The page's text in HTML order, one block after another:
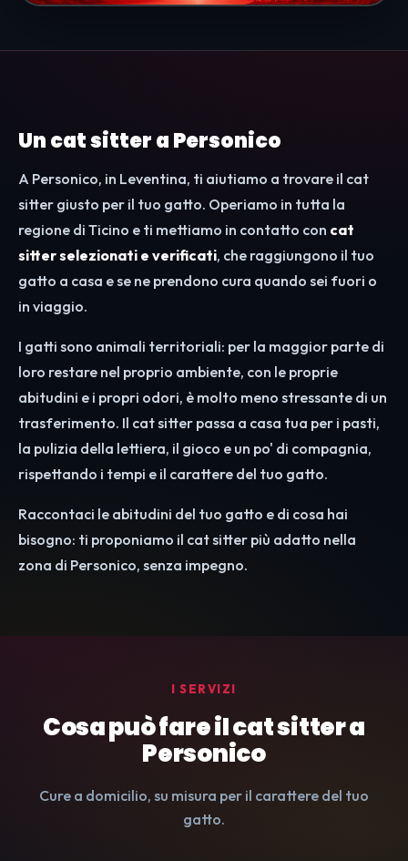
Un cat sitter a Personico
A Personico, in Leventina, ti aiutiamo a trovare il cat
sitter giusto per il tuo gatto. Operiamo in tutta la
regione di Ticino e ti mettiamo in contatto con cat
sitter selezionati e verificati, che raggiungono il tuo
gatto a casa e se ne prendono cura quando sei fuori o
in viaggio.
I gatti sono animali territoriali: per la maggior parte di
loro restare nel proprio ambiente, con le proprie
abitudini e i propri odori, è molto meno stressante di un
trasferimento. Il cat sitter passa a casa tua per i pasti,
la pulizia della lettiera, il gioco e un po' di compagnia,
rispettando i tempi e il carattere del tuo gatto.
Raccontaci le abitudini del tuo gatto e di cosa hai
bisogno: ti proponiamo il cat sitter più adatto nella
zona di Personico, senza impegno.
I SERVIZI
Cosa può fare il cat sitter a
Personico
Cure a domicilio, su misura per il carattere del tuo
gatto.